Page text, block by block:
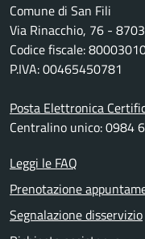
Comune di San Fili
Via Rinacchio, 76 -
Codice fiscale:
P.IVA: 00465450781
Posta Elettronica
Centralino unico: 0984
Leggi le FAQ
Prenotazione
Segnalazione disservizio